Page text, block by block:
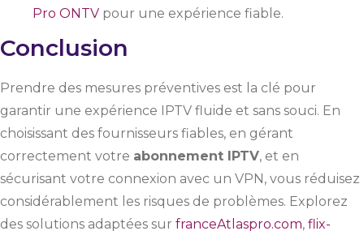
Pro ONTV pour une expérience fiable.
Conclusion
Prendre des mesures préventives est la clé pour
garantir une expérience IPTV fluide et sans souci. En
choisissant des fournisseurs fiables, en gérant
correctement votre abonnement IPTV, et en
sécurisant votre connexion avec un VPN, vous réduisez
considérablement les risques de problèmes. Explorez
des solutions adaptées sur franceAtlaspro.com, flix-